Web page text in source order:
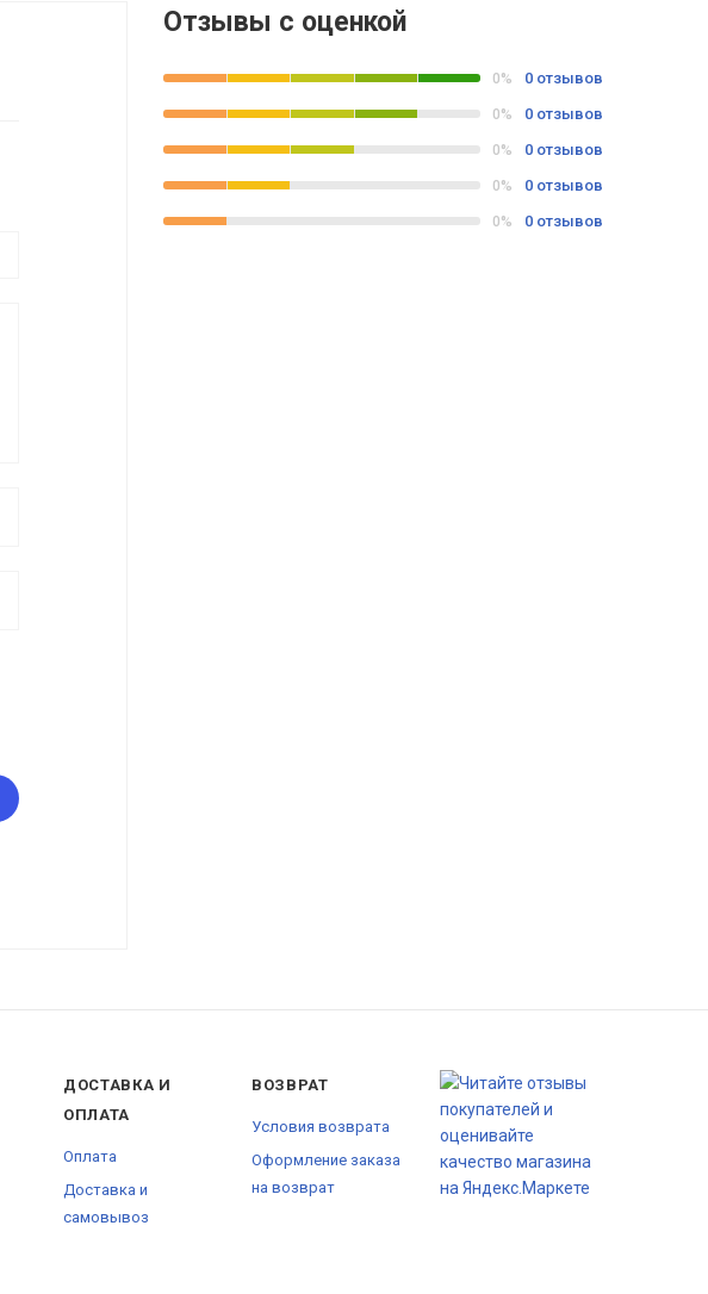
Отзывы с оценкой
0% 0 отзывов
0% 0 отзывов
0% 0 отзывов
0% 0 отзывов
0% 0 отзывов
ДОСТАВКА И
ОПЛАТА
Оплата
Доставка и
самовывоз
ВОЗВРАТ
Условия возврата
Оформление заказа
на возврат